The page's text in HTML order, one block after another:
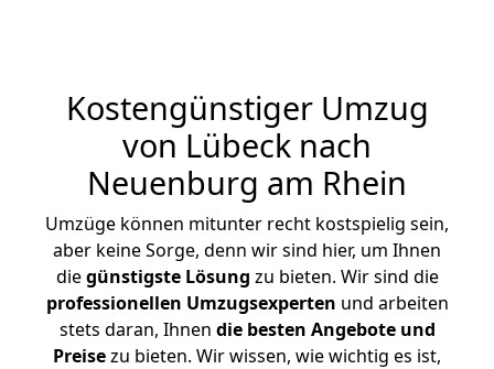
Kostengünstiger Umzug
von Lübeck nach
Neuenburg am Rhein
Umzüge können mitunter recht kostspielig sein,
aber keine Sorge, denn wir sind hier, um Ihnen
diegünstigste Lösung zu bieten. Wir sind die
professionellen Umzugsexperten und arbeiten
stets daran, Ihnen die besten Angebote und
Preisezu bieten. Wir wissen, wie wichtig es ist,